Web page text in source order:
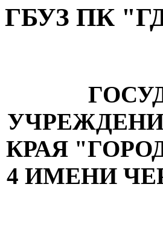
Рыболовные катушкиhttp://
ГБУЗ ПК
КРАЯ
4 ИМЕНИ